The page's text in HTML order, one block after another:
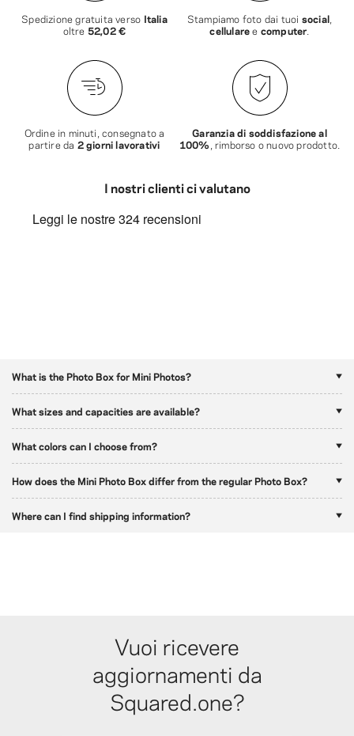
Spedizione gratuita verso Italia
oltre 52,02 €
Stampiamo foto dai tuoi social,
cellularee computer
Ordine in minuti, consegnato a
partire da 2 giorni lavorativi
Garanzia di soddisfazione al
100% , rimborso o nuovo prodotto.
I nostri clienti ci valutano
What is the Photo Box for Mini Photos?
What sizes and capacities are available?
What colors can I choose from?
How does the Mini Photo Box differ from the regular Photo Box?
Where can I find shipping information?
Vuoi ricevere
aggiornamenti da
Squared.one?